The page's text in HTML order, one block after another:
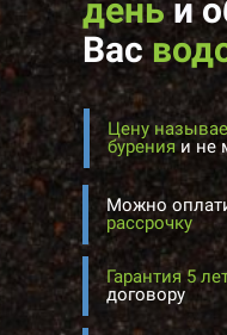
деньи
Вас
Цену
буренияи не
Можно
рассрочку
Гарантия 5
договору